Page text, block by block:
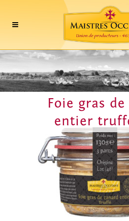
Foie gras
entier